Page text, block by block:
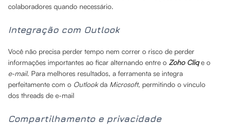
colaboradores quando necessário.
Integração com Outlook
Você não precisa perder tempo nem correr o risco de perder
informações importantes ao ficar alternando entre o Zoho Cliqe o
e-mail. Para melhores resultados, a ferramenta se integra
perfeitamente com o Outlookda Microsoft, permitindo o vínculo
dos threads de e-mail
Compartilhamento e privacidade